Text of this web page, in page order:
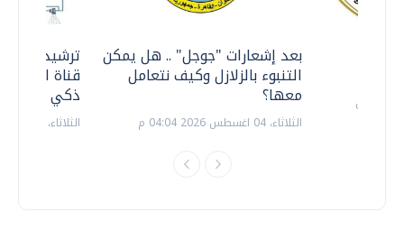
ترشيدا
قناة
ذكي
الثلاثاء، 14 يوليو 2026 06:11 م
بعد إشعارات "جوجل" .. هل يمكن
التنبوء بالزلازل وكيف نتعامل
معها؟
الثلاثاء، 04 اغسطس 2026 04:04 م